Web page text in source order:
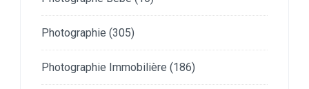
Photographie (305)
Photographie Immobilière (186)